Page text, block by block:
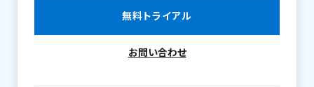
無料トライアル
お問い合わせ